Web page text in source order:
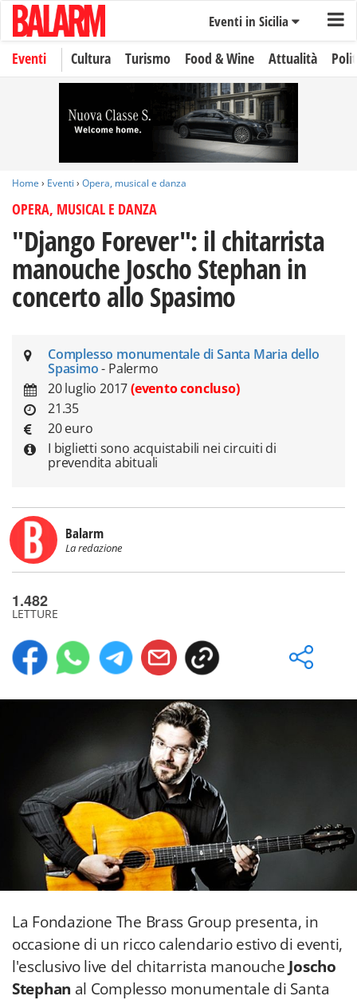
Eventi in Sicilia
Eventi Cultura Turismo Food & Wine Attualità
Home › Eventi › Opera, musical e danza
OPERA, MUSICAL E DANZA
"Django Forever": il chitarrista
manouche Joscho Stephan in
concerto allo Spasimo
Complesso monumentale di Santa Maria dello
Spasimo- Palermo
20 luglio 2017(evento concluso)
21.35
20 euro
I biglietti sono acquistabili nei circuiti di
prevendita abituali
Balarm
La redazione
1.482
LETTURE
La Fondazione The Brass Group presenta, in
occasione di un ricco calendario estivo di eventi,
l'esclusivo live del chitarrista manouche Joscho
Stephan al Complesso monumentale di Santa